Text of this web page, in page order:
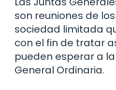
son reuniones de
sociedad limitada
con el fin de tratar
pueden esperar a
General Ordinaria.